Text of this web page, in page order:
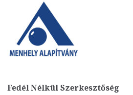
Fedél Nélkül Szerkesztőség